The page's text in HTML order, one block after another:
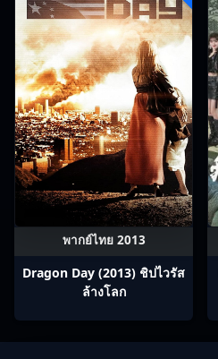
พากย์ไทย 2013
Dragon Day (2013) ชิปไวรัส
ล้างโลก